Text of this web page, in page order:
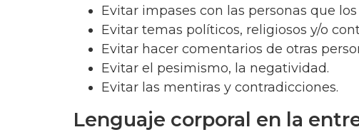
Evitar impases con las personas que
Evitar temas políticos, religiosos y/o
Evitar hacer comentarios de otras
Evitar el pesimismo, la negatividad.
Evitar las mentiras y contradicciones.
Lenguaje corporal en la